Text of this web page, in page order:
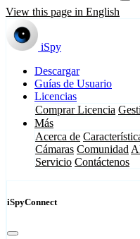
View this page in English
iSpy
Descargar
Guías de Usuario
Licencias
Comprar Licencia
Más
Acerca de
Cámaras Comunidad
Servicio Contáctenos
iSpyConnect